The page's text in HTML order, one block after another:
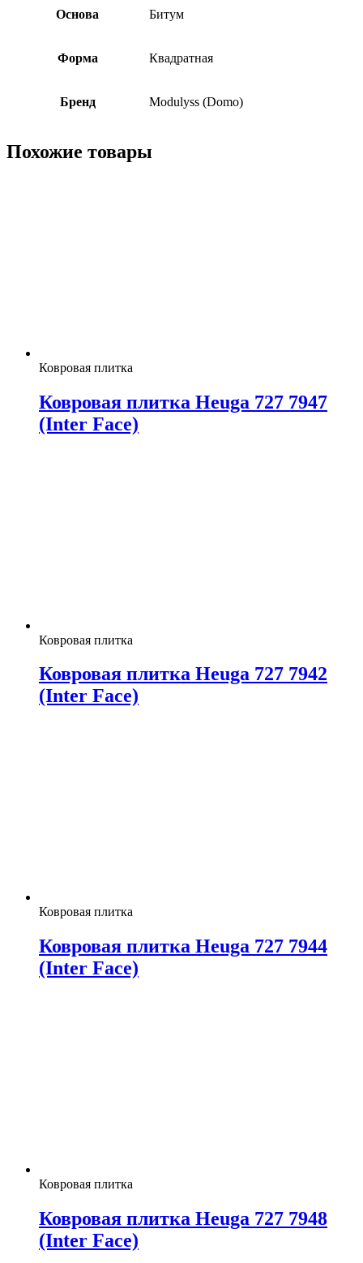
Основа Битум
Форма Квадратная
Бренд Modulyss (Domo)
Похожие товары
Ковровая плитка
Ковровая плитка Heuga 727 7947
(Inter Face)
Ковровая плитка
Ковровая плитка Heuga 727 7942
(Inter Face)
Ковровая плитка
Ковровая плитка Heuga 727 7944
(Inter Face)
Ковровая плитка
Ковровая плитка Heuga 727 7948
(Inter Face)